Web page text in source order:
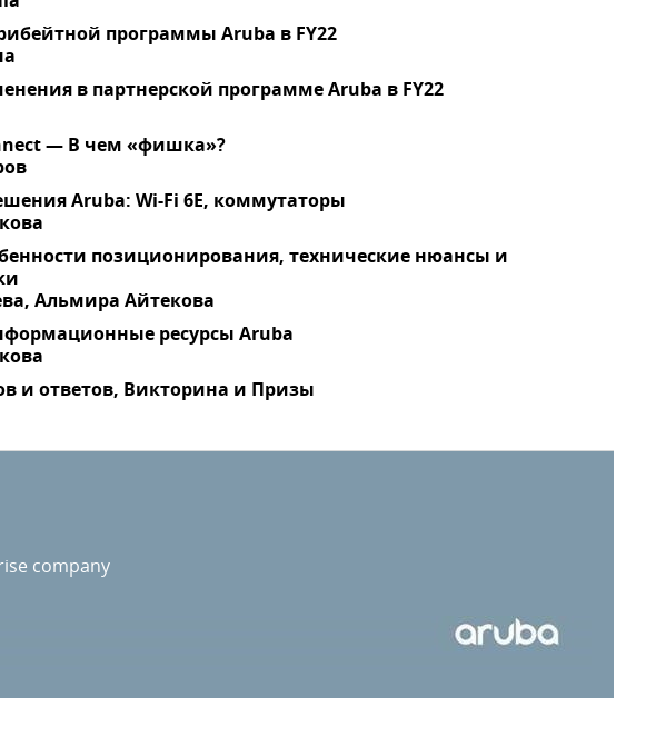
программы Aruba в FY22
в партнерской программе Aruba в FY22
— В чем «фишка»?
Aruba: Wi-Fi 6E, коммутаторы
позиционирования, технические нюансы и
Альмира Айтекова
ресурсы Aruba
и ответов, Викторина и Призы
company